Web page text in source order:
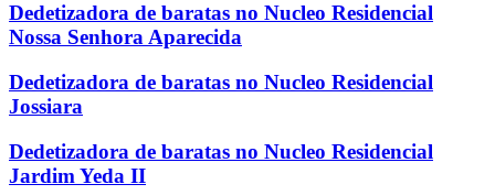
Dedetizadora de baratas no Nucleo Residencial
Nossa Senhora Aparecida
Dedetizadora de baratas no Nucleo Residencial
Jossiara
Dedetizadora de baratas no Nucleo Residencial
Jardim Yeda II